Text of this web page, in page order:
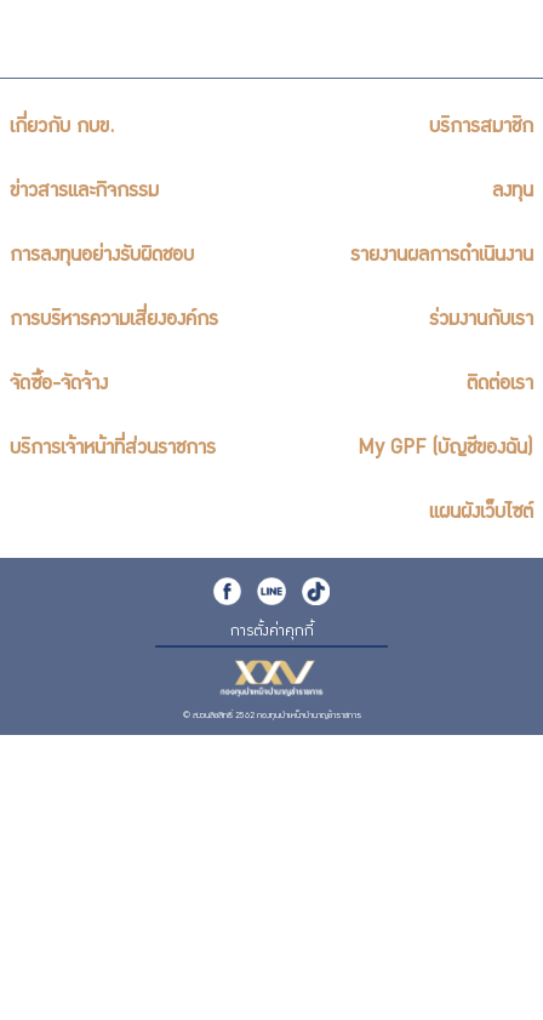
เกี่ยวกับ กบข. บริการสมาชิก
ข่าวสารและกิจกรรม ลงทุน
การลงทุนอย่างรับผิดชอบ รายงานผลการดำเนินงาน
การบริหารความเสี่ยงองค์กร ร่วมงานกับเรา
จัดซื้อ-จัดจ้าง ติดต่อเรา
บริการเจ้าหน้าที่ส่วนราชการ My GPF (บัญชีของฉัน)
แผนผังเว็บไซต์
การตั้งค่าคุกกี้
© สงวนลิขสิทธิ์ 2562 กองทุนบำเหน็จบำนาญข้าราชการ